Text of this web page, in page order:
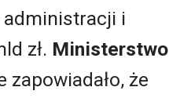
administracji i
zł. Ministerstwo
zapowiadało, że